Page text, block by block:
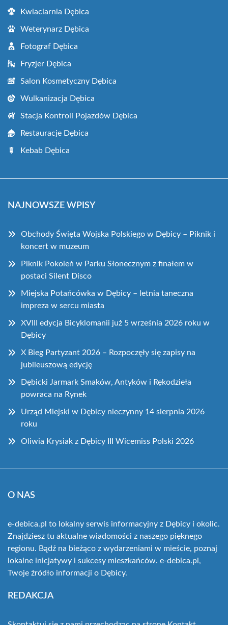
Kwiaciarnia Dębica
Weterynarz Dębica
Fotograf Dębica
Fryzjer Dębica
Salon Kosmetyczny Dębica
Wulkanizacja Dębica
Stacja Kontroli Pojazdów Dębica
Restauracje Dębica
Kebab Dębica
NAJNOWSZE WPISY
Obchody Święta Wojska Polskiego w Dębicy – Piknik i
koncert w muzeum
Piknik Pokoleń w Parku Słonecznym z finałem w
postaci Silent Disco
Miejska Potańcówka w Dębicy – letnia taneczna
impreza w sercu miasta
XVIII edycja Bicyklomanii już 5 września 2026 roku w
Dębicy
X Bieg Partyzant 2026 – Rozpoczęły się zapisy na
jubileuszową edycję
Dębicki Jarmark Smaków, Antyków i Rękodzieła
powraca na Rynek
Urząd Miejski w Dębicy nieczynny 14 sierpnia 2026
roku
Oliwia Krysiak z Dębicy III Wicemiss Polski 2026
O NAS
e-debica.pl to lokalny serwis informacyjny z Dębicy i okolic.
Znajdziesz tu aktualne wiadomości z naszego pięknego
regionu. Bądź na bieżąco z wydarzeniami w mieście, poznaj
lokalne inicjatywy i sukcesy mieszkańców. e-debica.pl,
Twoje źródło informacji o Dębicy.
REDAKCJA